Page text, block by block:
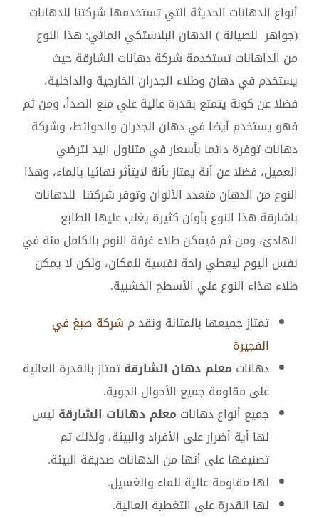
أنواع الدهانات الحديثة التي تستخدمها شركتنا للدهانات
(جواهر للصيانة ) الدهان البلاستكي المائي: هذا النوع
من الداهانات تستخدمة شركة دهانات الشارقة حيث
يستخدم في دهان وطلاء الجدران الخارجية والداخلية،
فضلا عن كونة يتمتع بقدرة عالية علي منع الصدأ، ومن ثم
فهو يستخدم أيضا في دهان الجدران والحوائط، وشركة
دهانات توفرة دائما بأسعار في متناول اليد لترضي
العميل، فضلا عن أنة يمتاز بأنة لايتأثر نهائيا بالماء، وهذا
النوع من الدهان متعدد الألوان وتوفر شركتنا للدهانات
باشارقة هذا النوع بأوان كثيرة يغلب عليها الطابع
الهادئ، ومن ثم فيمكن طلاء غرفة النوم بالكامل منة في
نفس اليوم ليعطي راحة نفسية للمكان، ولكن لا يمكن
طلاء هذاء النوع علي الأسطح الخشبية.
تمتاز جميعها بالمتانة ونقد م شركة صبغ في
الفجيرة
دهانات معلم دهان الشارقةتمتاز بالقدرة العالية
على مقاومة جميع الأحوال الجوية.
جميع أنواع دهانات معلم دهانات الشارقة ليس
لها أية أضرار على الأفراد والبيئة، ولذلك تم
تصنيفها على أنها من الدهانات صديقة البيئة.
لها مقاومة عالية للماء والغسيل.
لها القدرة على التغطية العالية.